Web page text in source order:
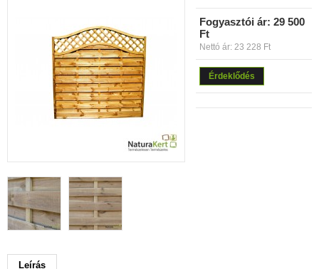
Fogyasztói ár: 29 500
Ft
Nettó ár: 23 228 Ft
Érdeklődés
Leírás